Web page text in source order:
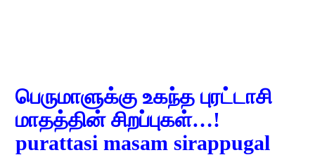
பெருமாளுக்கு உகந்த புரட்டாசி
மாதத்தின் சிறப்புகள்…!
purattasi masam sirappugal